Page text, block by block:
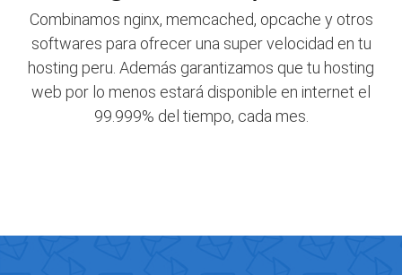
Combinamos nginx, memcached, opcache y otros
softwares para ofrecer una super velocidad en tu
hosting peru. Además garantizamos que tu hosting
web por lo menos estará disponible en internet el
99.999% del tiempo, cada mes.